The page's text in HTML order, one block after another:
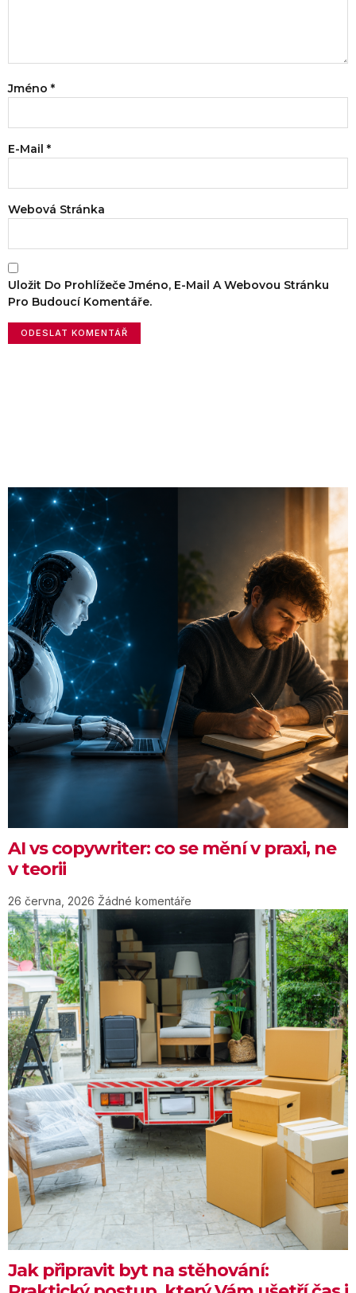
Jméno *
E-Mail *
Webová Stránka
Uložit Do Prohlížeče Jméno, E-Mail A Webovou Stránku
Pro Budoucí Komentáře.
AI vs copywriter: co se mění v praxi, ne
v teorii
26 června, 2026 Žádné komentáře
Jak připravit byt na stěhování: